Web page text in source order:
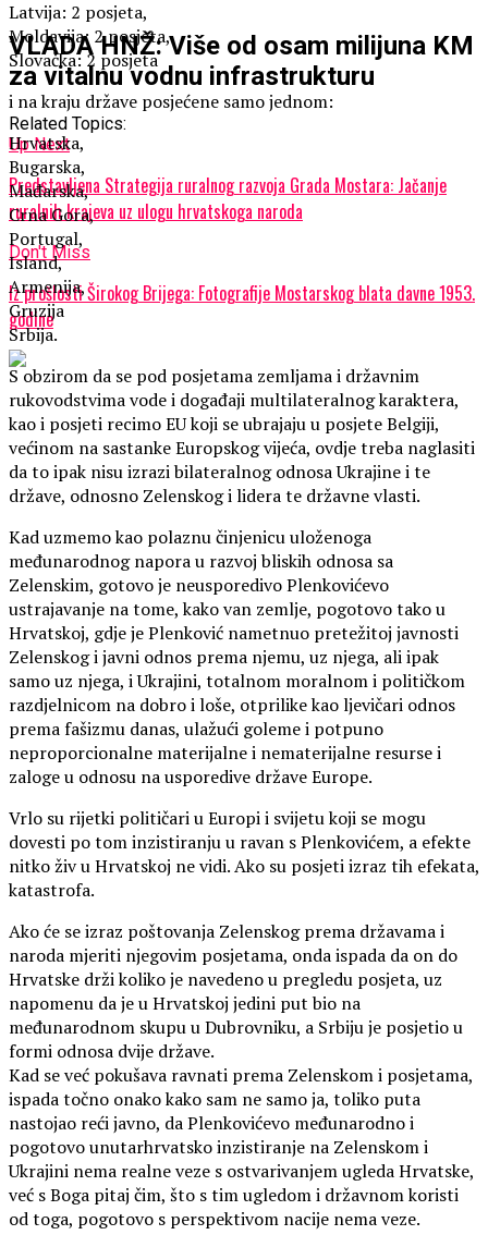
VLADA HNŽ: Više od osam milijuna KM
za vitalnu vodnu infrastrukturu
Related Topics:
Up Next
Predstavljena Strategija ruralnog razvoja Grada Mostara: Jačanje
ruralnih krajeva uz ulogu hrvatskoga naroda
Don't Miss
Iz prošlosti Širokog Brijega: Fotografije Mostarskog blata davne 1953.
godine
Latvija: 2 posjeta,
Moldavija: 2 posjeta,
Slovačka: 2 posjeta
i na kraju države posjećene samo jednom:
Hrvatska,
Bugarska,
Mađarska,
Crna Gora,
Portugal,
Island,
Armenija,
Gruzija
Srbija.
S obzirom da se pod posjetama zemljama i državnim
rukovodstvima vode i događaji multilateralnog karaktera,
kao i posjeti recimo EU koji se ubrajaju u posjete Belgiji,
većinom na sastanke Europskog vijeća, ovdje treba naglasiti
da to ipak nisu izrazi bilateralnog odnosa Ukrajine i te
države, odnosno Zelenskog i lidera te državne vlasti.
Kad uzmemo kao polaznu činjenicu uloženoga
međunarodnog napora u razvoj bliskih odnosa sa
Zelenskim, gotovo je neusporedivo Plenkovićevo
ustrajavanje na tome, kako van zemlje, pogotovo tako u
Hrvatskoj, gdje je Plenković nametnuo pretežitoj javnosti
Zelenskog i javni odnos prema njemu, uz njega, ali ipak
samo uz njega, i Ukrajini, totalnom moralnom i političkom
razdjelnicom na dobro i loše, otprilike kao ljevičari odnos
prema fašizmu danas, ulažući goleme i potpuno
neproporcionalne materijalne i nematerijalne resurse i
zaloge u odnosu na usporedive države Europe.
Vrlo su rijetki političari u Europi i svijetu koji se mogu
dovesti po tom inzistiranju u ravan s Plenkovićem, a efekte
nitko živ u Hrvatskoj ne vidi. Ako su posjeti izraz tih efekata,
katastrofa.
Ako će se izraz poštovanja Zelenskog prema državama i
naroda mjeriti njegovim posjetama, onda ispada da on do
Hrvatske drži koliko je navedeno u pregledu posjeta, uz
napomenu da je u Hrvatskoj jedini put bio na
međunarodnom skupu u Dubrovniku, a Srbiju je posjetio u
formi odnosa dvije države.
Kad se već pokušava ravnati prema Zelenskom i posjetama,
ispada točno onako kako sam ne samo ja, toliko puta
nastojao reći javno, da Plenkovićevo međunarodno i
pogotovo unutarhrvatsko inzistiranje na Zelenskom i
Ukrajini nema realne veze s ostvarivanjem ugleda Hrvatske,
već s Boga pitaj čim, što s tim ugledom i državnom koristi
od toga, pogotovo s perspektivom nacije nema veze.